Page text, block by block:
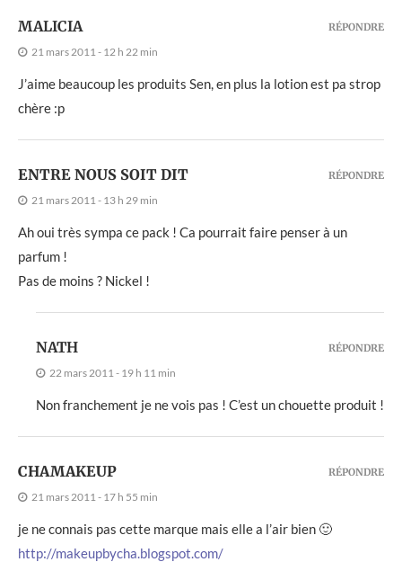
MALICIA
21 mars 2011 - 12 h 22 min
J’aime beaucoup les produits Sen, en plus la lotion est pa strop
chère :p
RÉPONDRE
ENTRE NOUS SOIT DIT
21 mars 2011 - 13 h 29 min
Ah oui très sympa ce pack ! Ca pourrait faire penser à un
parfum !
Pas de moins ? Nickel !
RÉPONDRE
NATH
22 mars 2011 - 19 h 11 min
Non franchement je ne vois pas ! C’est un chouette produit !
RÉPONDRE
CHAMAKEUP
21 mars 2011 - 17 h 55 min
je ne connais pas cette marque mais elle a l’air bien 🙂
http://makeupbycha.blogspot.com/
RÉPONDRE